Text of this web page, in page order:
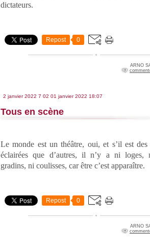
dictateurs.
Repost 0
ARNO
2 janvier 2022 7 02 01 janvier 2022 18:07
Tous en scène
Le monde est un théâtre, oui, et s’il est des
éclairées que d’autres, il n’y a ni loges,
gradins, ni coulisses, car être c’est apparaître.
Repost 0
ARNO